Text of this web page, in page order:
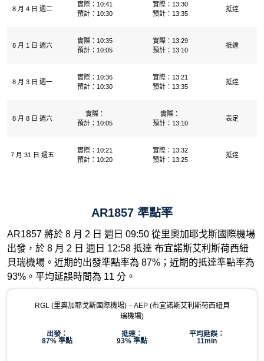
8 月 4 日 週二
實際：10:41
預計：10:30
實際：13:30
預計：13:35
抵達
8 月 1 日 週六
實際：10:35
預計：10:05
實際：13:29
預計：13:10
抵達
8 月 3 日 週一
實際：10:36
預計：10:30
實際：13:21
預計：13:35
抵達
8 月 8 日 週六
實際：
預計：10:05
實際：
預計：13:10
表定
7 月 31 日 週五
實際：10:21
預計：10:20
實際：13:32
預計：13:25
抵達
AR1857 準點率
AR1857 將於 8 月 2 日 週日 09:50 從里奧加耶戈斯國際機場
出發，於 8 月 2 日 週日 12:58 抵達 布宜諾斯艾利斯荷西紐
貝瑞機場。近期的出發準點率為 87%；近期的抵達準點率為
93%。平均延誤時間為 11 分。
RGL (里奧加耶戈斯國際機場) – AEP (布宜諾斯艾利斯荷西紐貝
瑞機場)
出發：
87% 準點
抵達：
93% 準點
平均延誤：
11min